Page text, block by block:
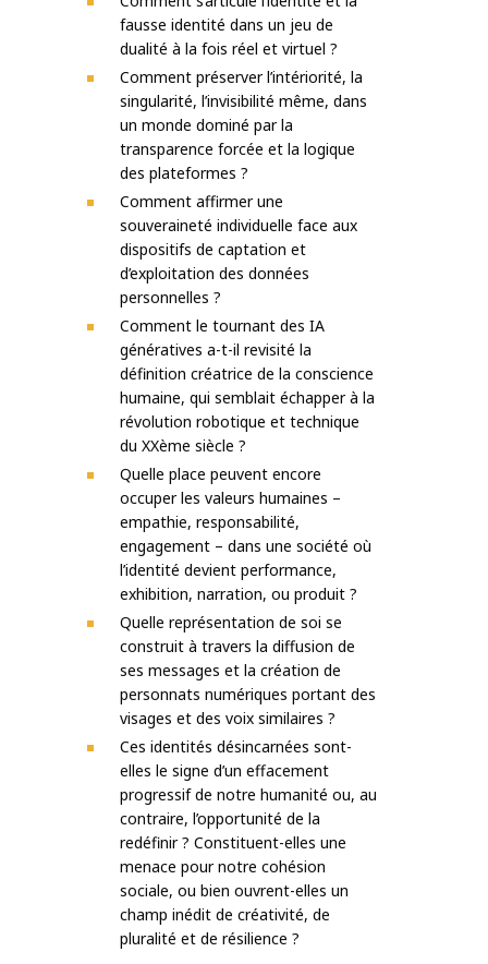
fausse identité dans un jeu de
dualité à la fois réel et virtuel ?
Comment préserver l’intériorité, la
singularité, l’invisibilité même, dans
un monde dominé par la
transparence forcée et la logique
des plateformes ?
Comment affirmer une
souveraineté individuelle face aux
dispositifs de captation et
d’exploitation des données
personnelles ?
Comment le tournant des IA
génératives a-t-il revisité la
définition créatrice de la conscience
humaine, qui semblait échapper à la
révolution robotique et technique
du XXème siècle ?
Quelle place peuvent encore
occuper les valeurs humaines –
empathie, responsabilité,
engagement – dans une société où
l’identité devient performance,
exhibition, narration, ou produit ?
Quelle représentation de soi se
construit à travers la diffusion de
ses messages et la création de
personnats numériques portant des
visages et des voix similaires ?
Ces identités désincarnées sont-
elles le signe d’un effacement
progressif de notre humanité ou, au
contraire, l’opportunité de la
redéfinir ? Constituent-elles une
menace pour notre cohésion
sociale, ou bien ouvrent-elles un
champ inédit de créativité, de
pluralité et de résilience ?